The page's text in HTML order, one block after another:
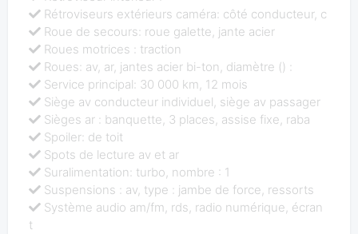
Rétroviseurs extérieurs caméra: côté conducteur, c
Roue de secours: roue galette, jante acier
Roues motrices : traction
Roues: av, ar, jantes acier bi-ton, diamètre () :
Service principal: 30 000 km, 12 mois
Siège av conducteur individuel, siège av passager
Sièges ar : banquette, 3 places, assise fixe, raba
Spoiler: de toit
Spots de lecture av et ar
Suralimentation: turbo, nombre : 1
Suspensions : av, type : jambe de force, ressorts
Système audio am/fm, rds, radio numérique, écran
t